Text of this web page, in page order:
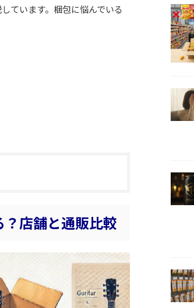
ています。梱包に悩んでいる
店舗と通販比較